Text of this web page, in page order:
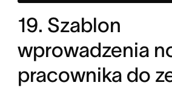
19. Szablon
wprowadzenia
pracownika do